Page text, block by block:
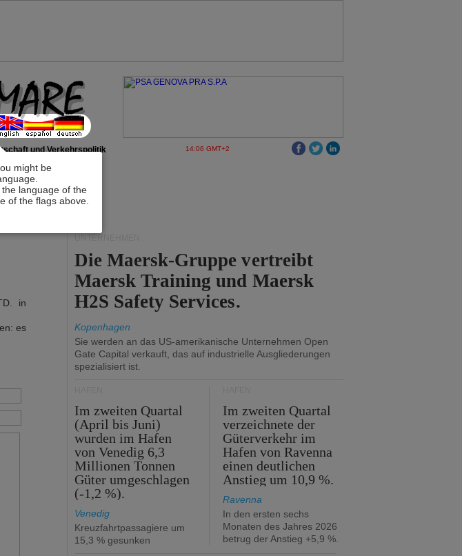
might be
language of the
of the flags above.
und Verkehrspolitik 14:06 GMT+2
in
es
UNTERNEHMEN
Die Maersk-Gruppe vertreibt
Maersk Training und Maersk
H2S Safety Services.
Kopenhagen
Sie werden an das US-amerikanische Unternehmen Open
Gate Capital verkauft, das auf industrielle Ausgliederungen
spezialisiert ist.
Im zweiten Quartal
(April bis Juni)
wurden im Hafen
von Venedig 6,3
Millionen Tonnen
Güter umgeschlagen
(-1,2 %).
Venedig
Kreuzfahrtpassagiere um
15,3 % gesunken
Im zweiten Quartal
verzeichnete der
Güterverkehr im
Hafen von Ravenna
einen deutlichen
Anstieg um 10,9 %.
Ravenna
In den ersten sechs
Monaten des Jahres 2026
betrug der Anstieg +5,9 %.